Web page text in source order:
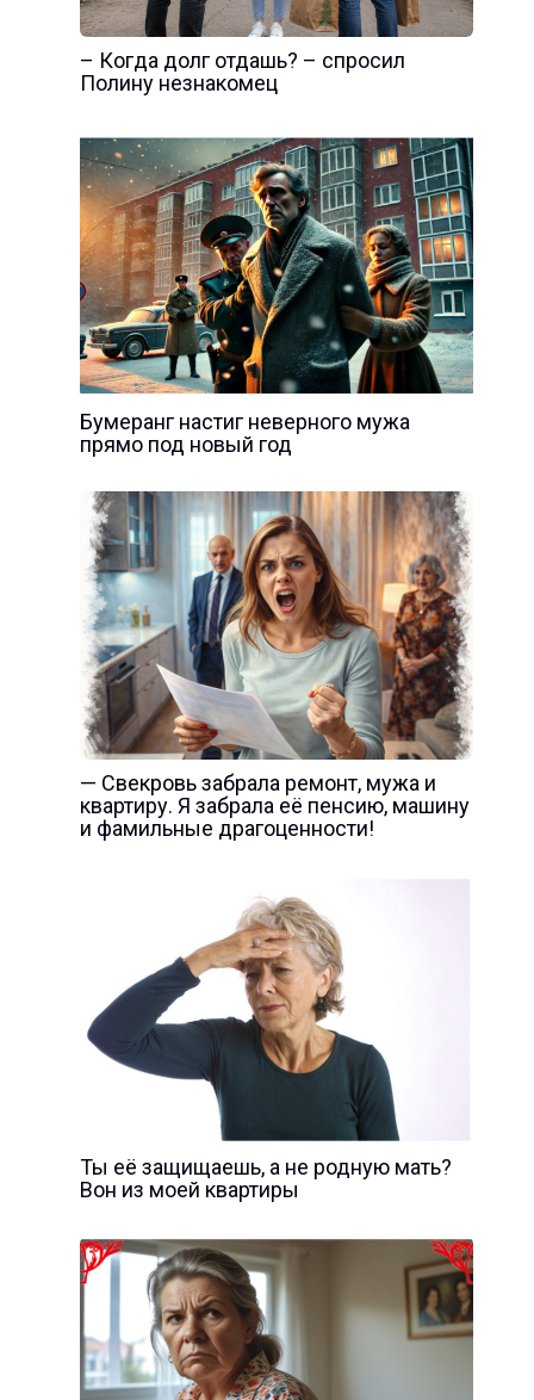
– Когда долг отдашь? – спросил
Полину незнакомец
Бумеранг настиг неверного мужа
прямо под новый год
— Свекровь забрала ремонт, мужа и
квартиру. Я забрала её пенсию, машину
и фамильные драгоценности!
Ты её защищаешь, а не родную мать?
Вон из моей квартиры